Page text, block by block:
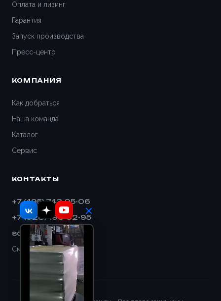
Оплата и лизинг
Гарантия
Запуск производства
Пресс-центр
КОМПАНИЯ
Как добраться
Наша команда
Каталог
Сервис
КОНТАКТЫ
+7 (495) 743-95-06
+7 (928) 193-32-95
sales@shnek.ru
Смотреть на карте